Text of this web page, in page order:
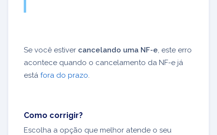
Se você estiver cancelando uma NF-e, este erro
acontece quando o cancelamento da NF-e já
está fora do prazo.
Como corrigir?
Escolha a opção que melhor atende o seu